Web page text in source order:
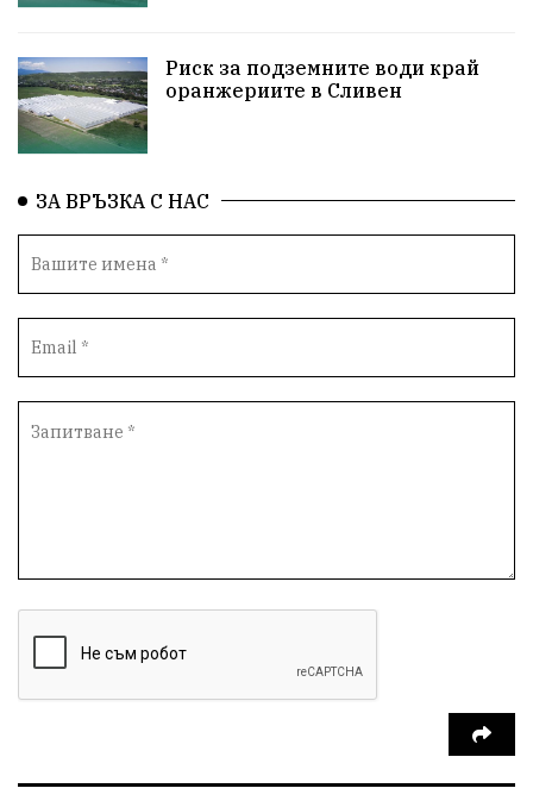
ПътнаБезопасност Магнитски Санкции
ОколнаСреда
Общност ИсторическиПарк ВоенноВреме
Космос ВоднаКриза Вода Мир
Безопастност
БъдещевБългария ДостойнаБългария
Туризъм Дарение БългарскиСпорт
Контрол СъдебнаСистема ЛекаАтлетика
НСО
Риск за подземните води край
оранжериите в Сливен
ЗА ВРЪЗКА С НАС